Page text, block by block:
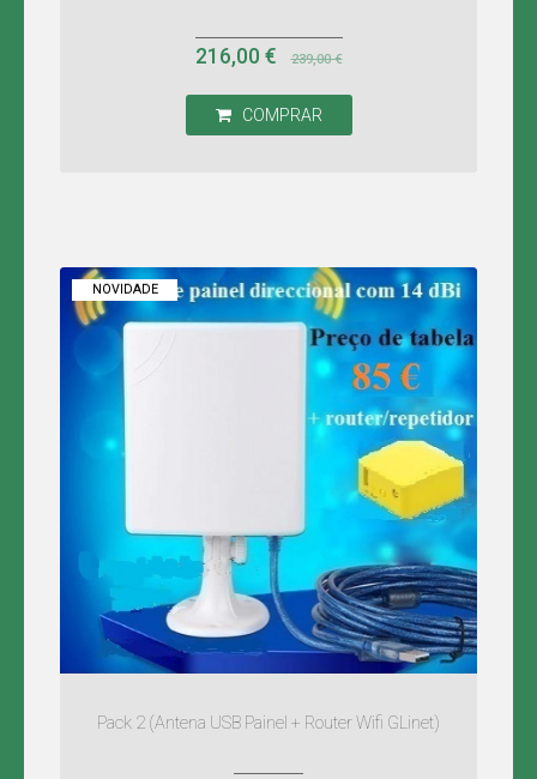
216,00 €239,00 €
COMPRAR
NOVIDADE
Pack 2 (Antena USB Painel + Router Wifi GLinet)